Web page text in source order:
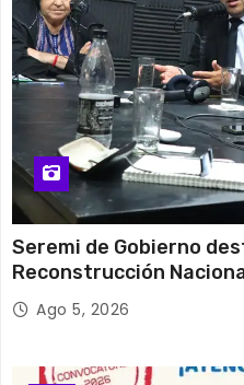
Seremi de Gobierno
Reconstrucción
y el empleo en Tarapacá
Ago 5, 2026